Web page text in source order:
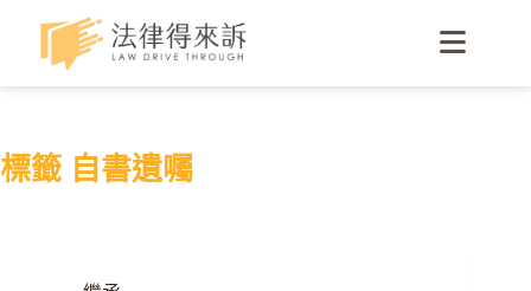
標籤 自書遺囑